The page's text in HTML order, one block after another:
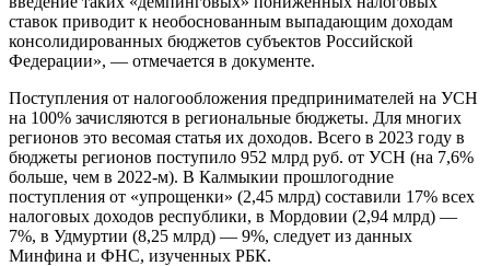
ставок приводит к необоснованным выпадающим доходам
консолидированных бюджетов субъектов Российской
Федерации», — отмечается в документе.
Поступления от налогообложения предпринимателей на УСН
на 100% зачисляются в региональные бюджеты. Для многих
регионов это весомая статья их доходов. Всего в 2023 году в
бюджеты регионов поступило 952 млрд руб. от УСН (на 7,6%
больше, чем в 2022-м). В Калмыкии прошлогодние
поступления от «упрощенки» (2,45 млрд) составили 17% всех
налоговых доходов республики, в Мордовии (2,94 млрд) —
7%, в Удмуртии (8,25 млрд) — 9%, следует из данных
Минфина и ФНС, изученных РБК.